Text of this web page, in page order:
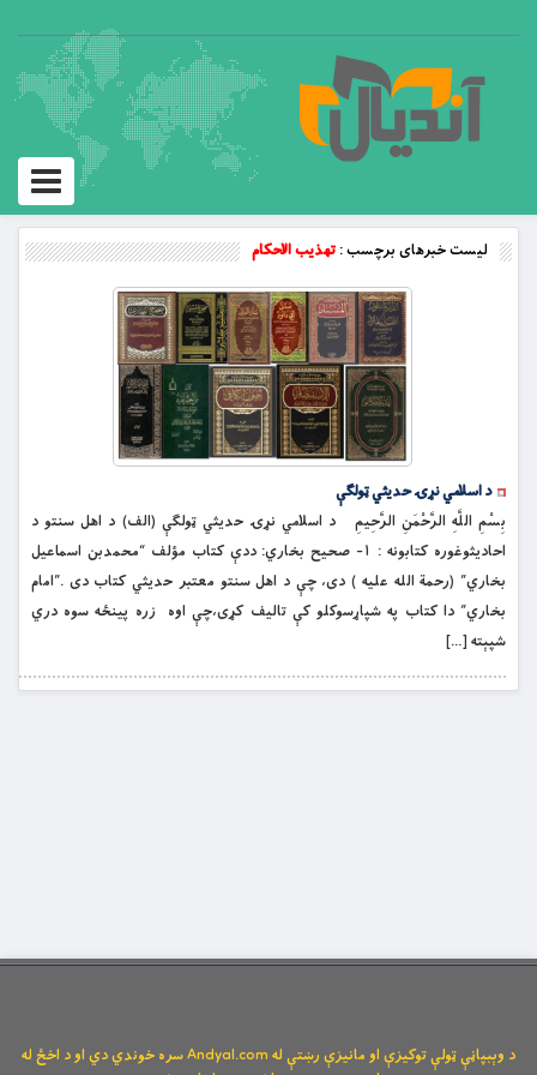
Toggle
لیست خبرهای برچسب :تهذيب الاحکام
د اسلامي نړۍ حديثي ټولګې
بِسْمِ اللَّهِ الرَّحْمَنِ الرَّحِيمِ د اسلامي نړۍ حديثي ټولګې (الف) د اهل سنتو د
احاديثوغوره کتابونه : ١- صحيح بخاري: ددې کتاب مؤلف “محمدبن اسماعيل
بخاري” (رحمة الله علیه ) دى، چې د اهل سنتو معتبر حديثي کتاب دى .”امام
بخاري” دا کتاب په شپاړسوکلو کې تاليف کړى،چې اوه زره پینځه سوه دري
شپېته […]
د وېبپاڼې ټولې توکیزې او مانیزې رښتې له Andyal.com سره خوندي دي او د اخځ له